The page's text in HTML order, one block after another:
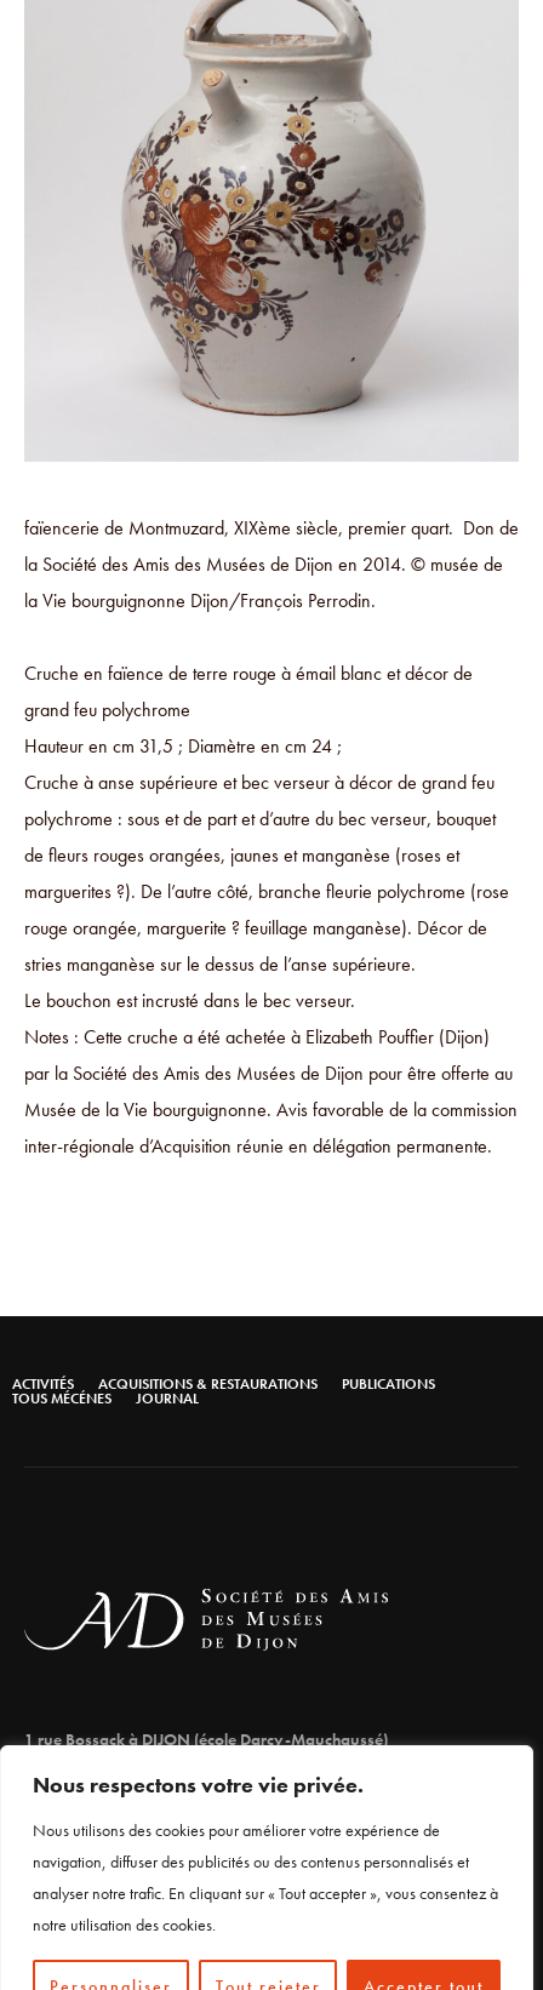
Nous respectons votre vie privée.
Nous utilisons des cookies pour améliorer votre expérience de
navigation, diffuser des publicités ou des contenus personnalisés et
analyser notre trafic. En cliquant sur « Tout accepter », vous consentez à
notre utilisation des cookies.
faïencerie de Montmuzard, XIXème siècle, premier quart. Don de
la Société des Amis des Musées de Dijon en 2014. © musée de
la Vie bourguignonne Dijon/François Perrodin.
Cruche en faïence de terre rouge à émail blanc et décor de
grand feu polychrome
Hauteur en cm 31,5 ; Diamètre en cm 24 ;
Cruche à anse supérieure et bec verseur à décor de grand feu
polychrome : sous et de part et d’autre du bec verseur, bouquet
de fleurs rouges orangées, jaunes et manganèse (roses et
marguerites ?). De l’autre côté, branche fleurie polychrome (rose
rouge orangée, marguerite ? feuillage manganèse). Décor de
stries manganèse sur le dessus de l’anse supérieure.
Le bouchon est incrusté dans le bec verseur.
Notes : Cette cruche a été achetée à Elizabeth Pouffier (Dijon)
par la Société des Amis des Musées de Dijon pour être offerte au
Musée de la Vie bourguignonne. Avis favorable de la commission
inter-régionale d’Acquisition réunie en délégation permanente.
ACTIVITÉS ACQUISITIONS & RESTAURATIONS PUBLICATIONS
TOUS MÉCÉNES JOURNAL
1 rue Bossack à DIJON (école Darcy-Mauchaussé)
03 80 66 71 98
Mentions légales